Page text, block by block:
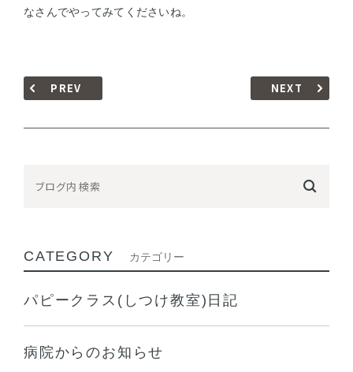
なさんでやってみてくださいね。
PREV NEXT
CATEGORY カテゴリー
パピークラス(しつけ教室)日記
病院からのお知らせ